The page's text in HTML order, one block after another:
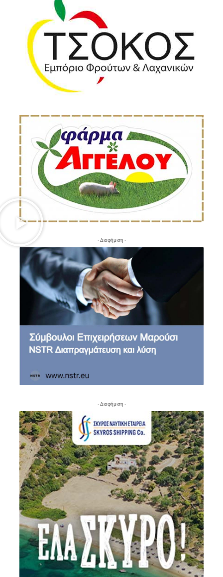
- Διαφήμιση -
- Διαφήμιση -